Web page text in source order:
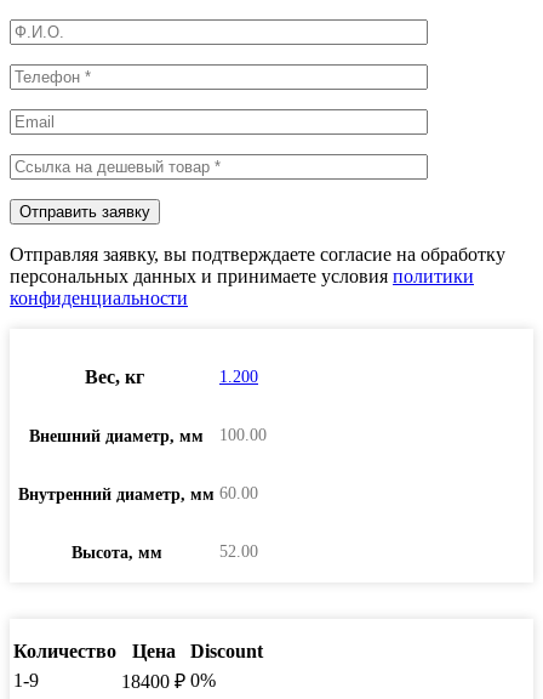
Отправляя заявку, вы подтверждаете согласие на обработку
персональных данных и принимаете условия политики
конфиденциальности
Вес, кг 1.200
Внешний диаметр, мм 100.00
Внутренний диаметр, мм 60.00
Высота, мм 52.00
Количество Цена
Discount
1-9
18400 ₽ 0%